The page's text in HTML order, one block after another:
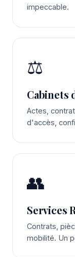
impeccable.
⚖️
Cabinets
Actes,
d'accès,
👥
Services
Contrats,
mobilité. Un